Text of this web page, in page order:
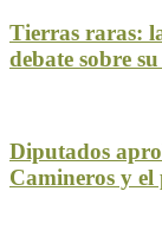
Tierras raras:
debate sobre
Diputados
Camineros y el